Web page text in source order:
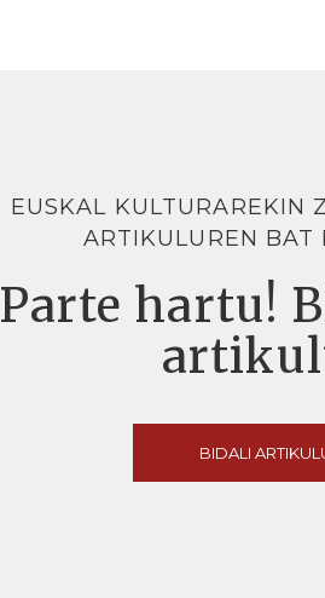
EUSKAL KULTURAREKIN
ARTIKULUREN BAT
Parte hartu!
BIDALI